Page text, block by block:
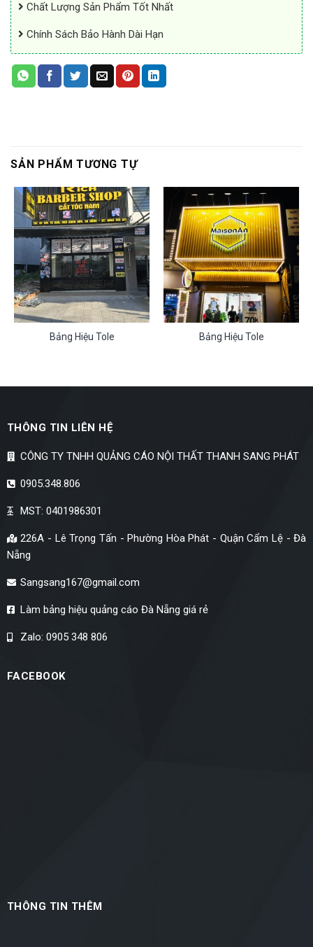
Chất Lượng Sản Phẩm Tốt Nhất
Chính Sách Bảo Hành Dài Hạn
SẢN PHẨM TƯƠNG TỰ
Bảng Hiệu Tole Bảng Hiệu Tole
THÔNG TIN LIÊN HỆ
CÔNG TY TNHH QUẢNG CÁO NỘI THẤT THANH SANG PHÁT
0905.348.806
MST: 0401986301
226A - Lê Trọng Tấn - Phường Hòa Phát - Quận Cẩm Lệ - Đà
Nẵng
Sangsang167@gmail.com
Làm bảng hiệu quảng cáo Đà Nẵng giá rẻ
Zalo: 0905 348 806
FACEBOOK
THÔNG TIN THÊM